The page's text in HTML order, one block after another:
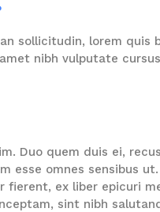
sollicitudin, lorem quis
nibh vulputate
Duo quem duis ei,
esse omnes sensibus
ex liber epicuri
sint nibh